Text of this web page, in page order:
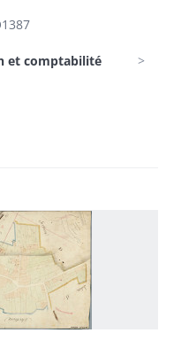
et comptabilité